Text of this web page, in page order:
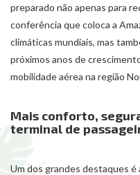
preparado não apenas para
conferência que coloca a
climáticas mundiais, mas
próximos anos de
mobilidade aérea na região
Mais conforto,
terminal de
Um dos grandes destaques é